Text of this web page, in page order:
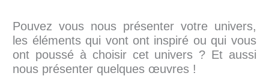
Pouvez vous nous présenter votre univers,
les éléments qui vont ont inspiré ou qui vous
ont poussé à choisir cet univers ? Et aussi
nous présenter quelques œuvres !